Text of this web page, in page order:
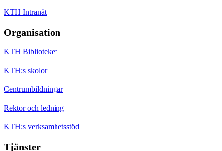
KTH Intranät
Organisation
KTH Biblioteket
KTH:s skolor
Centrumbildningar
Rektor och ledning
KTH:s verksamhetsstöd
Tjänster